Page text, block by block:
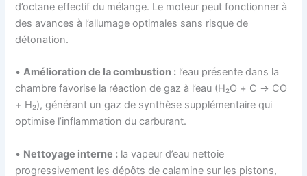
d’octane effectif du mélange. Le moteur peut fonctionner à
des avances à l’allumage optimales sans risque de
détonation.
•Amélioration de la combustion : l’eau présente dans la
chambre favorise la réaction de gaz à l’eau (H₂O + C → CO
+ H₂), générant un gaz de synthèse supplémentaire qui
optimise l’inflammation du carburant.
• Nettoyage interne : la vapeur d’eau nettoie
progressivement les dépôts de calamine sur les pistons,